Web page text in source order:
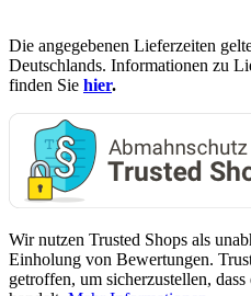
Die angegebenen Lieferzeiten
Deutschlands. Informationen zu
finden Sie hier.
Wir nutzen Trusted Shops als
Einholung von Bewertungen.
getroffen, um sicherzustellen,